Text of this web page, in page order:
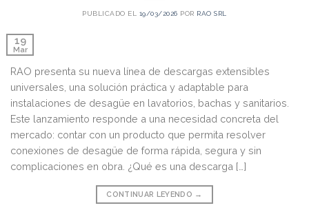
PUBLICADO EL 19/03/2026 POR RAO SRL
19
Mar
RAO presenta su nueva línea de descargas extensibles
universales, una solución práctica y adaptable para
instalaciones de desagüe en lavatorios, bachas y sanitarios.
Este lanzamiento responde a una necesidad concreta del
mercado: contar con un producto que permita resolver
conexiones de desagüe de forma rápida, segura y sin
complicaciones en obra. ¿Qué es una descarga […]
CONTINUAR LEYENDO →